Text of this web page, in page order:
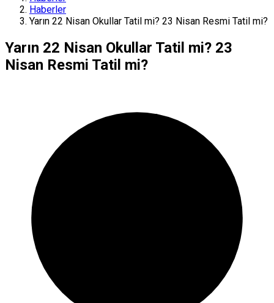
Haberler
Yarın 22 Nisan Okullar Tatil mi? 23 Nisan Resmi Tatil mi?
Yarın 22 Nisan Okullar Tatil mi? 23
Nisan Resmi Tatil mi?